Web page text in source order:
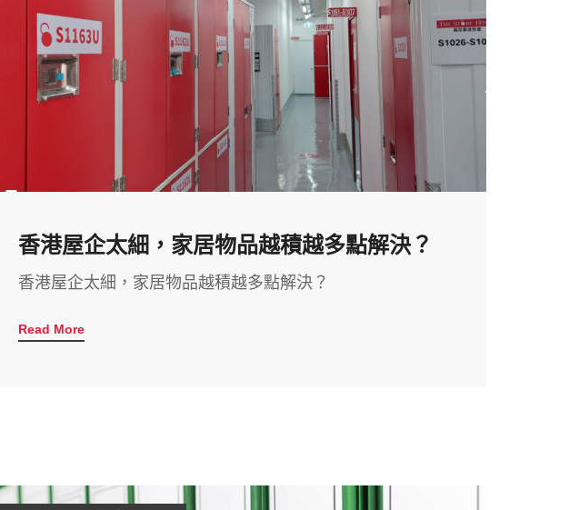
香港屋企太細，家居物品越積越多點解決？
香港屋企太細，家居物品越積越多點解決？
Read More